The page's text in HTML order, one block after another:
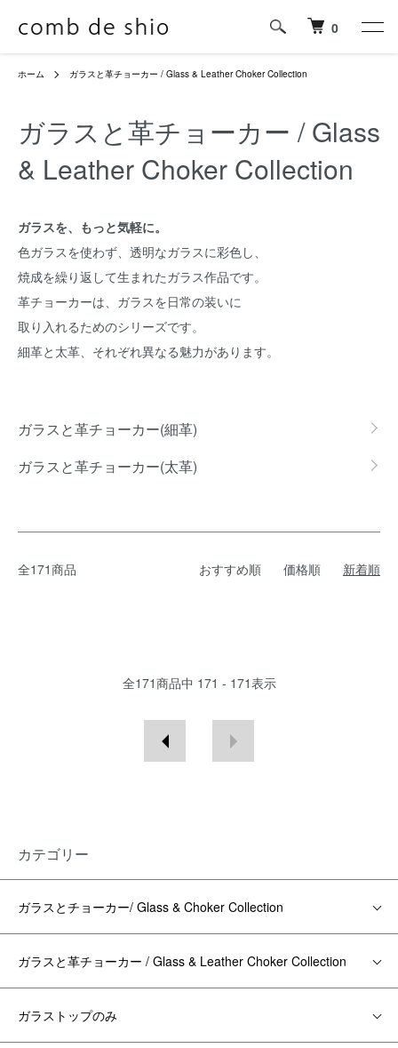
0
ホーム ガラスと革チョーカー / Glass & Leather Choker Collection
ガラスと革チョーカー / Glass
& Leather Choker Collection
ガラスを、もっと気軽に。
色ガラスを使わず、透明なガラスに彩色し、
焼成を繰り返して生まれたガラス作品です。
革チョーカーは、ガラスを日常の装いに
取り入れるためのシリーズです。
細革と太革、それぞれ異なる魅力があります。
カテゴリー一覧
ガラスと革チョーカー(細革)
ガラスと革チョーカー(太革)
全171商品 おすすめ順 価格順 新着順
全171商品中 171 - 171表示
カテゴリー
ガラスとチョーカー/ Glass & Choker Collection
ガラスと革チョーカー / Glass & Leather Choker Collection
ガラストップのみ